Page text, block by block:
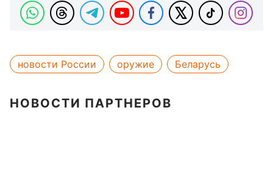
новости России оружие Беларусь
НОВОСТИ ПАРТНЕРОВ